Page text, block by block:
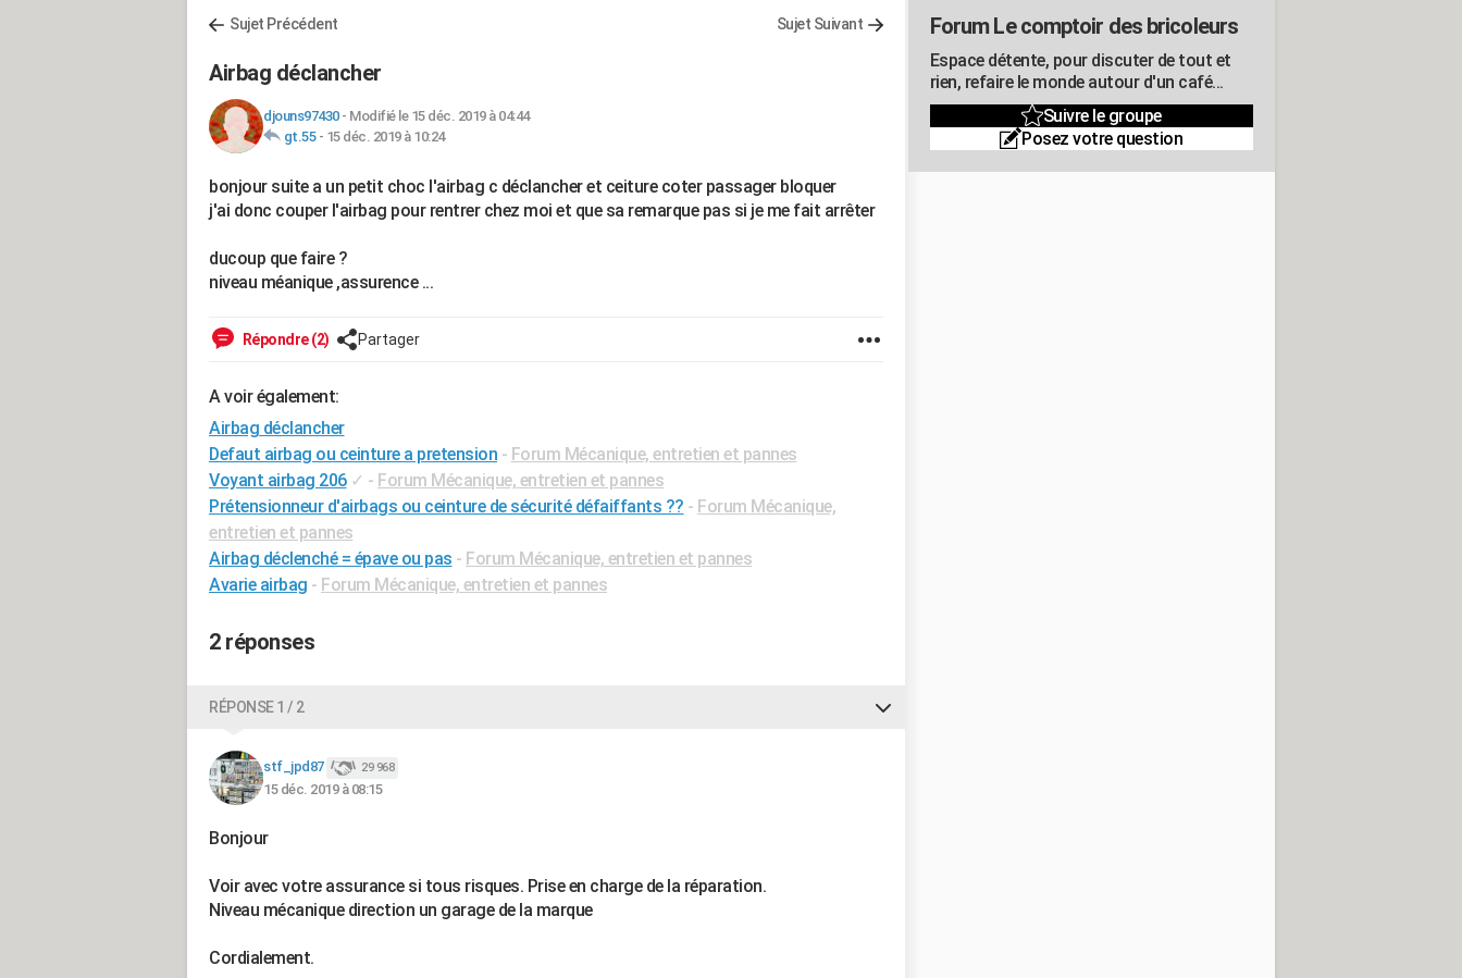
Sujet Précédent Sujet Suivant
Airbag déclancher
djouns97430- Modifié le 15 déc. 2019 à 04:44
gt.55- 15 déc. 2019 à 10:24
bonjour suite a un petit choc l'airbag c déclancher et ceiture coter passager bloquer
j'ai donc couper l'airbag pour rentrer chez moi et que sa remarque pas si je me fait arrêter
ducoup que faire ?
niveau méanique ,assurence ...
Répondre (2) Partager
A voir également:
Airbag déclancher
Defaut airbag ou ceinture a pretension - Forum Mécanique, entretien et pannes
Voyant airbag 206 ✓ - Forum Mécanique, entretien et pannes
Prétensionneur d'airbags ou ceinture de sécurité défaiffants ?? - Forum Mécanique,
entretien et pannes
Airbag déclenché = épave ou pas - Forum Mécanique, entretien et pannes
Avarie airbag - Forum Mécanique, entretien et pannes
2 réponses
RÉPONSE 1 / 2
stf_jpd87 29 968
15 déc. 2019 à 08:15
Bonjour
Voir avec votre assurance si tous risques. Prise en charge de la réparation.
Niveau mécanique direction un garage de la marque
Cordialement.
Forum Le comptoir des bricoleurs
Espace détente, pour discuter de tout et
rien, refaire le monde autour d'un café...
Suivre le groupe
Posez votre question